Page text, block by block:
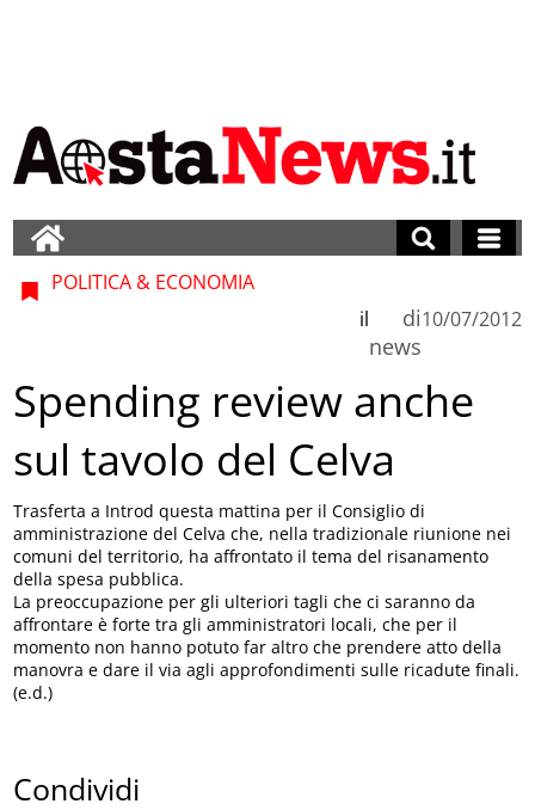
POLITICA & ECONOMIA
di
news
il 10/07/2012
Spending review anche
sul tavolo del Celva
Trasferta a Introd questa mattina per il Consiglio di
amministrazione del Celva che, nella tradizionale riunione nei
comuni del territorio, ha affrontato il tema del risanamento
della spesa pubblica.
La preoccupazione per gli ulteriori tagli che ci saranno da
affrontare è forte tra gli amministratori locali, che per il
momento non hanno potuto far altro che prendere atto della
manovra e dare il via agli approfondimenti sulle ricadute finali.
(e.d.)
Condividi